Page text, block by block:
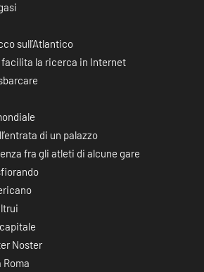
sull’Atlantico
facilita la ricerca in Internet
di un palazzo
fra gli atleti di alcune gare
Noster
Roma